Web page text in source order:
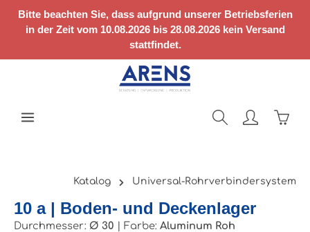
Zum Hauptinhalt springen
Bitte beachten Sie, dass aufgrund unserer Betriebsferien
in der Zeit vom 10.08.2026 bis 28.08.2026 kein Versand
stattfindet.
Katalog Universal-Rohrverbindersystem
10 a | Boden- und Deckenlager
Durchmesser: Ø 30 Farbe: Aluminum Roh